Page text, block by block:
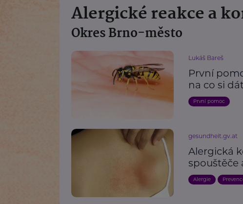
Alergické reakce a
Okres Brno-město
Lukáš Bareš
První
na co si
První pomoc
gesundheit.gv.at
Alergická
spouštěče
Alergie